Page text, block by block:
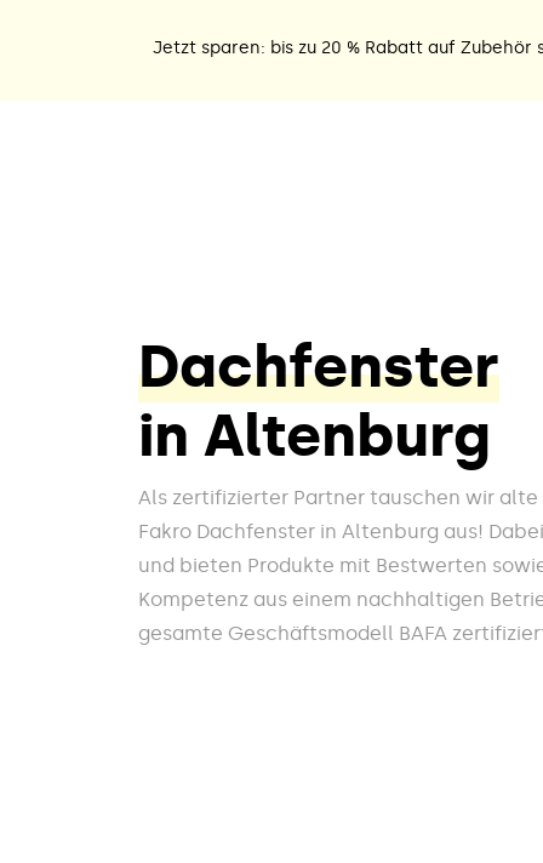
Jetzt sparen: bis zu 20 % Rabatt auf
Dachfenster
in Altenburg
Als zertifizierter Partner tauschen wir alte
Fakro Dachfenster in Altenburg aus!
und bieten Produkte mit Bestwerten
Kompetenz aus einem nachhaltigen
gesamte Geschäftsmodell BAFA